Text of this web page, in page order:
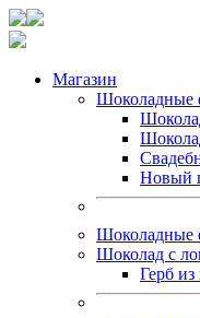
Магазин
Шоколадные
Новый
Шоколадные
Шоколад с
Герб из